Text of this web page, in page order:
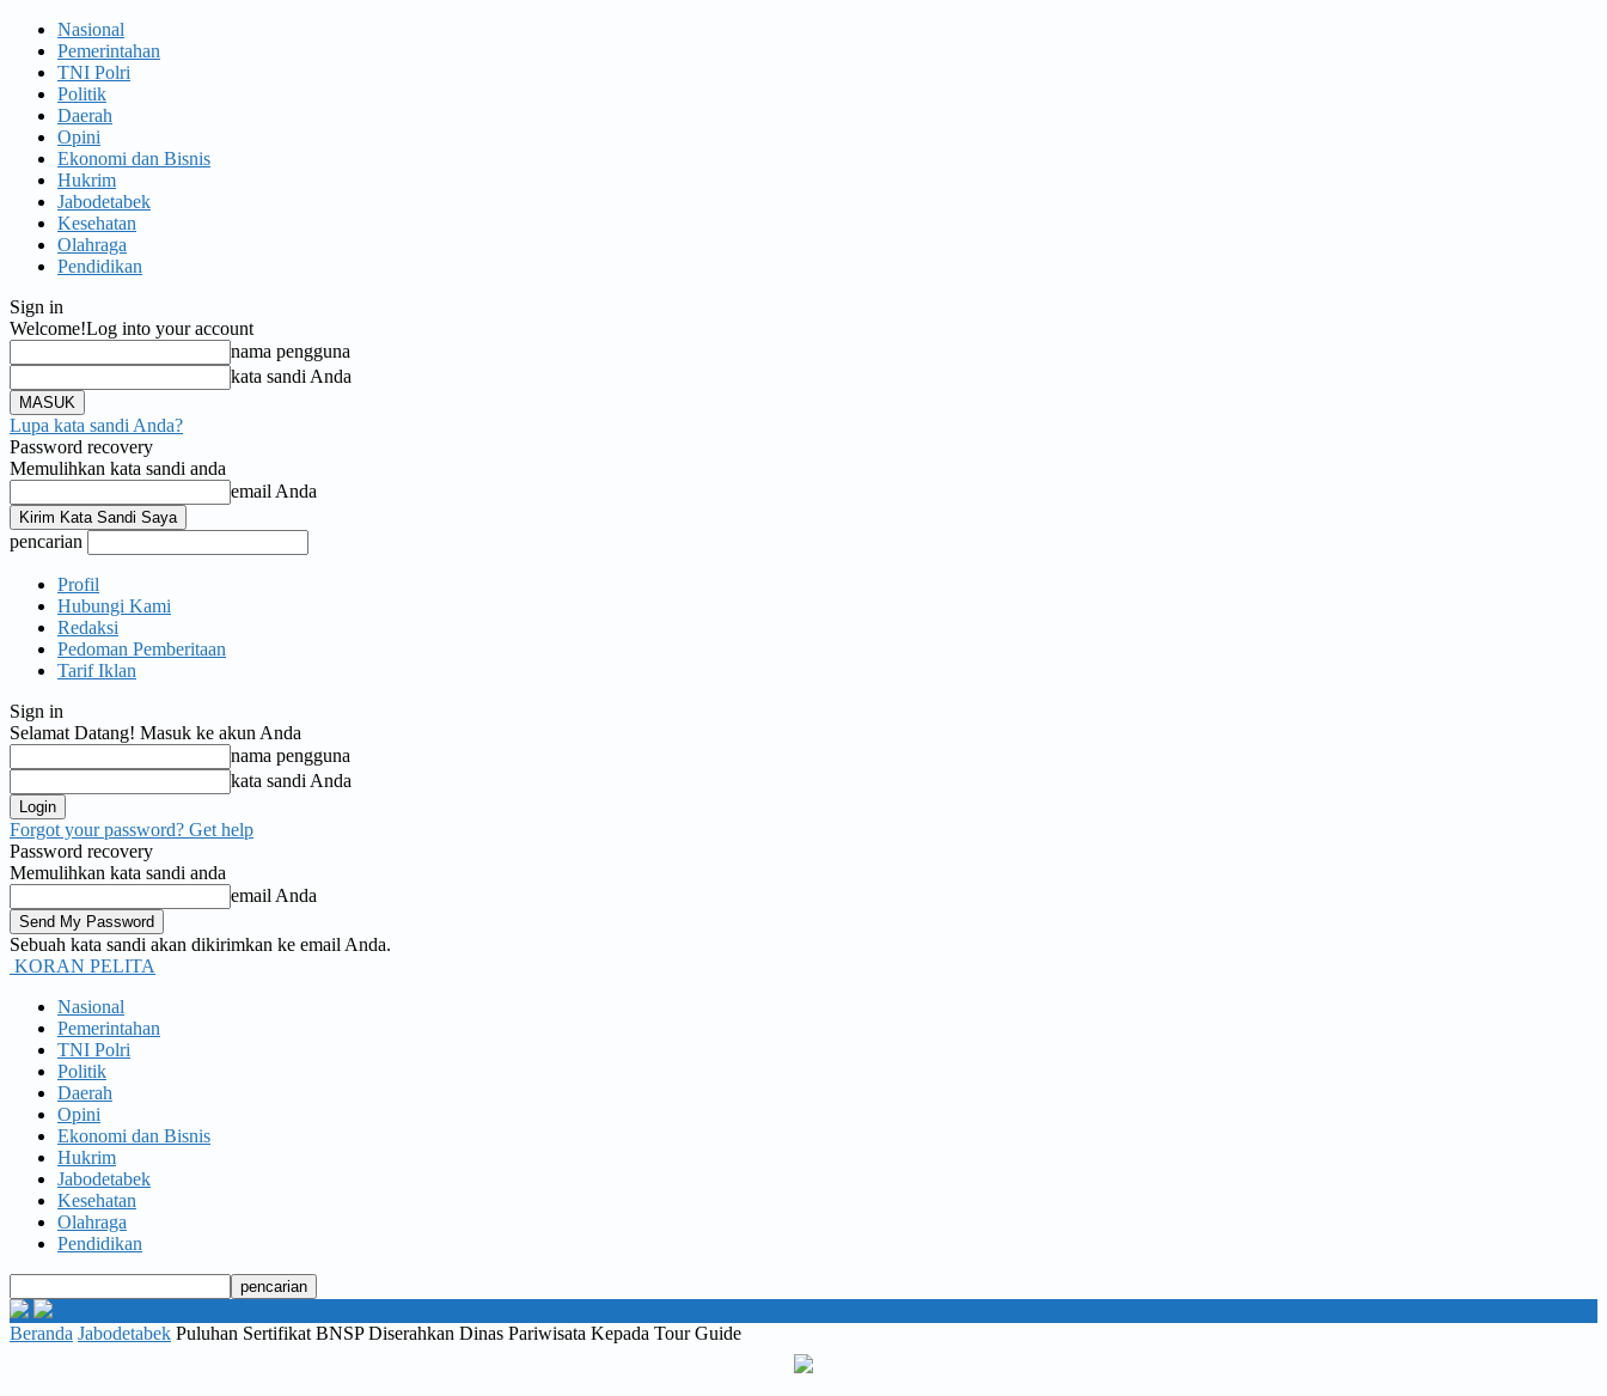
Nasional
Pemerintahan
TNI Polri
Politik
Daerah
Opini
Ekonomi dan Bisnis
Hukrim
Jabodetabek
Kesehatan
Olahraga
Pendidikan
Sign in
Welcome!Log into your account
nama pengguna
kata sandi Anda
Lupa kata sandi Anda?
Password recovery
Memulihkan kata sandi anda
email Anda
pencarian
Profil
Hubungi Kami
Redaksi
Pedoman Pemberitaan
Tarif Iklan
Sign in
Selamat Datang! Masuk ke akun Anda
nama pengguna
kata sandi Anda
Forgot your password? Get help
Password recovery
Memulihkan kata sandi anda
email Anda
Sebuah kata sandi akan dikirimkan ke email Anda.
KORAN PELITA
Nasional
Pemerintahan
TNI Polri
Politik
Daerah
Opini
Ekonomi dan Bisnis
Hukrim
Jabodetabek
Kesehatan
Olahraga
Pendidikan
Beranda Jabodetabek Puluhan Sertifikat BNSP Diserahkan Dinas Pariwisata Kepada Tour Guide